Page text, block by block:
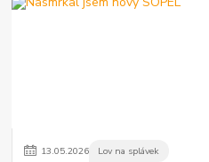
13.05.2026 Lov na splávek